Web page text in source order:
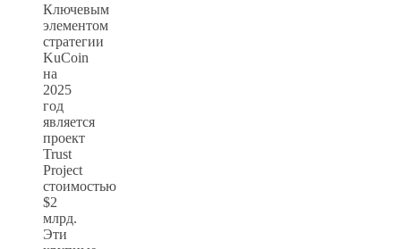
Ключевым
элементом
стратегии
KuCoin
на
2025
год
является
проект
Trust
Project
стоимостью
$2
млрд.
Эти